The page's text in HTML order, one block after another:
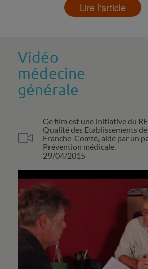
Lire l'article
Vidéo
médecine
générale
Ce film est une initiative du
Qualité des Etablissements
Franche-Comté, aidé par un
Prévention médicale.
29/04/2015